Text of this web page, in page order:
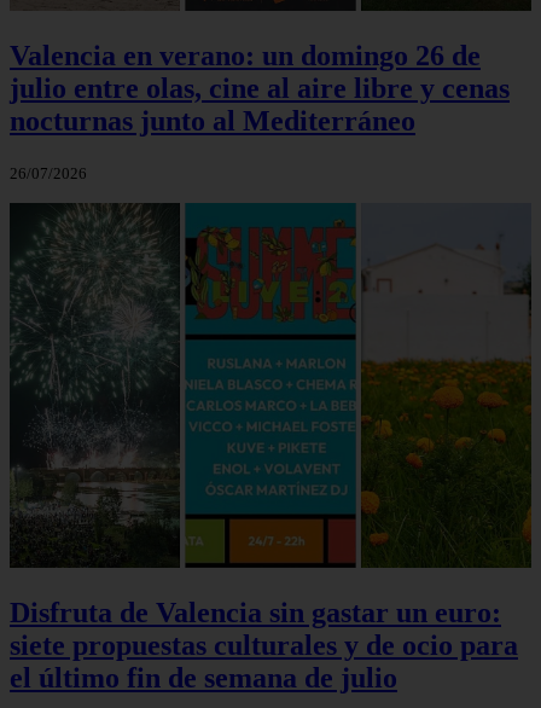
Valencia en verano: un domingo 26 de
julio entre olas, cine al aire libre y cenas
nocturnas junto al Mediterráneo
26/07/2026
Disfruta de Valencia sin gastar un euro:
siete propuestas culturales y de ocio para
el último fin de semana de julio